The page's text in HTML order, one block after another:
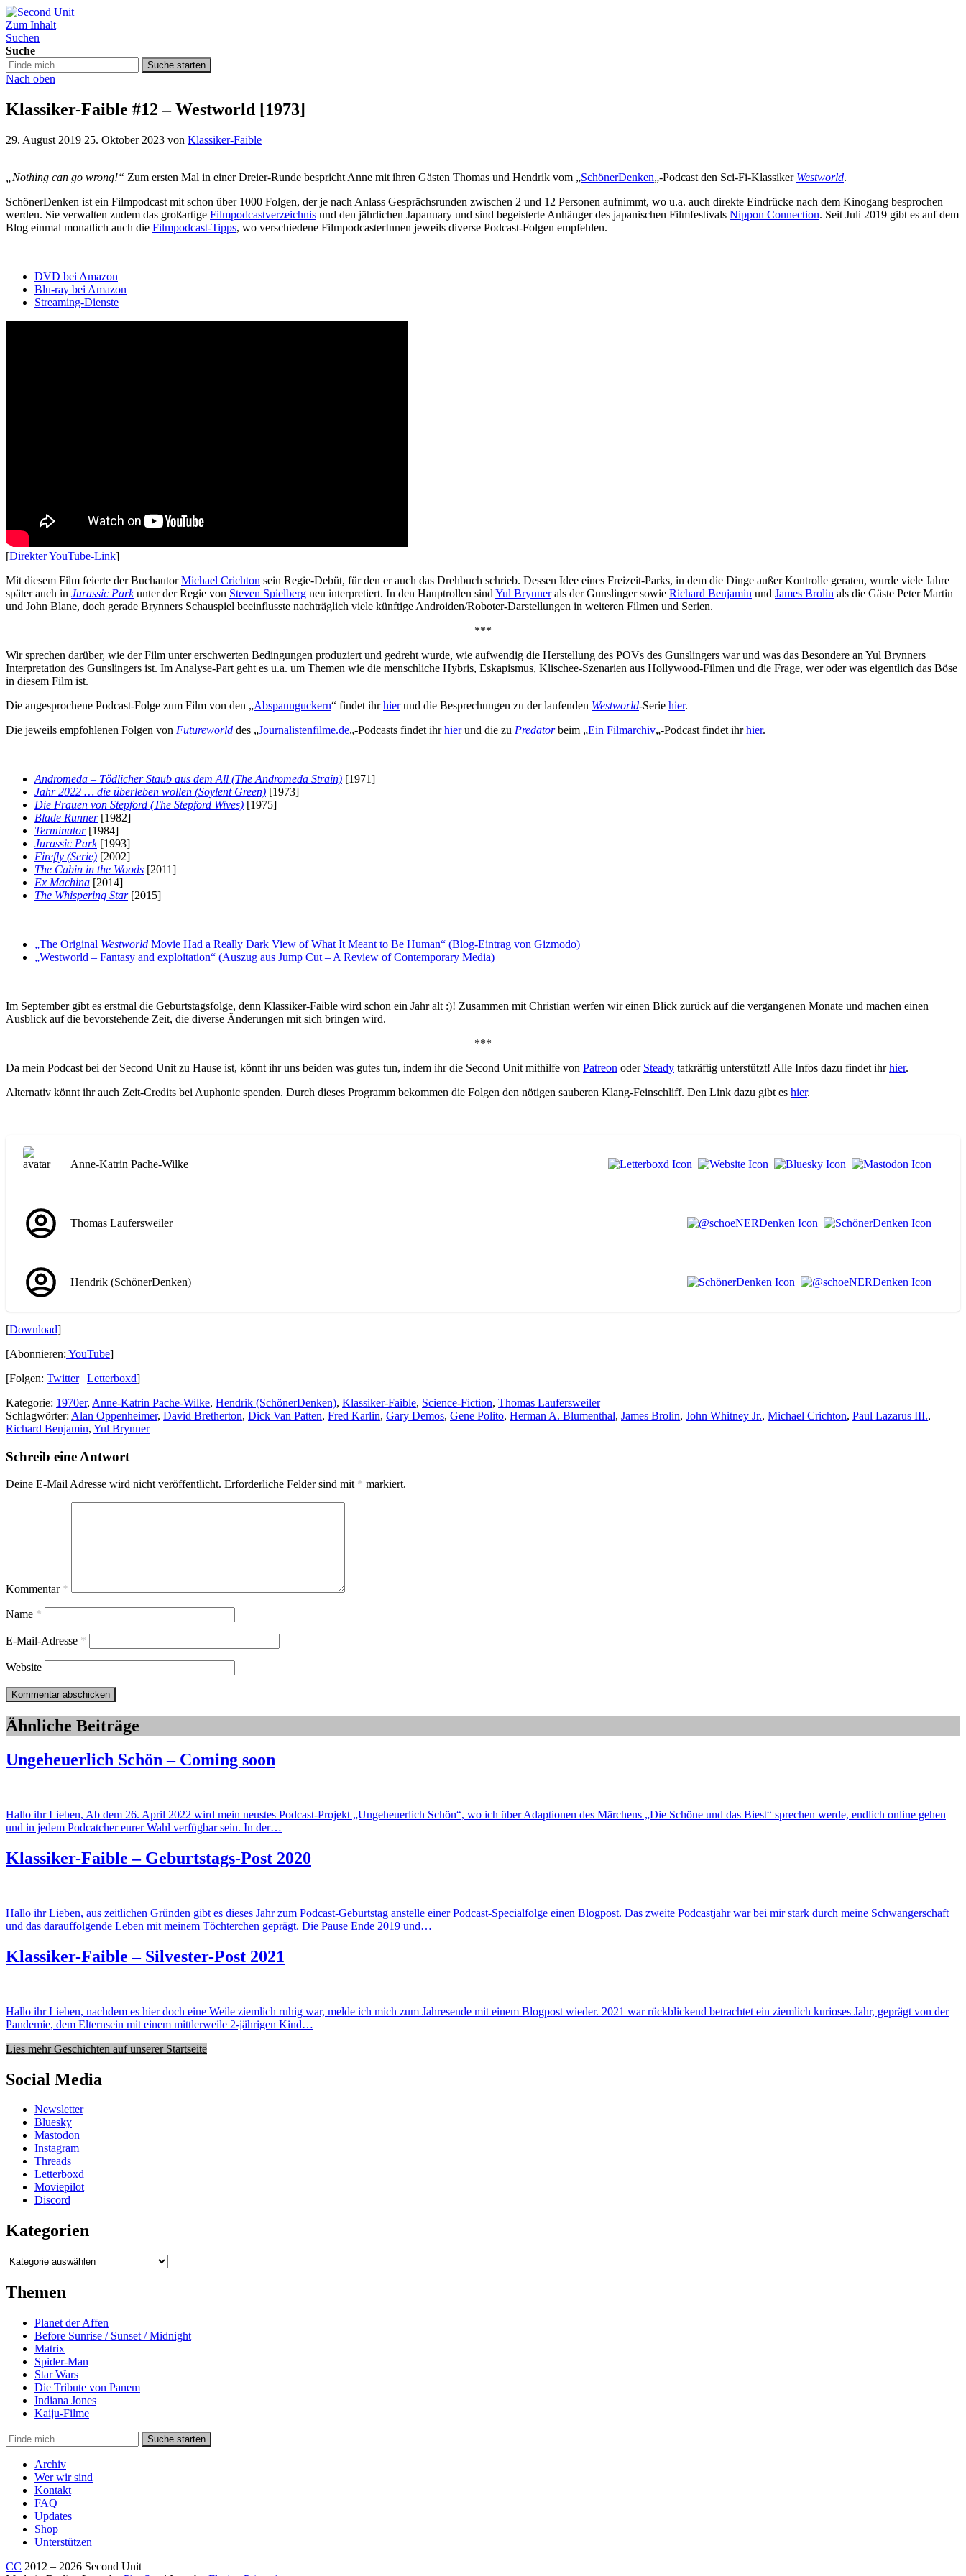
Second Unit
Zum Inhalt
Suchen
Suche
Suche
in
podcast.de/
Suche starten
Nach oben
Klassiker-Faible #12 – Westworld [1973]
29. August 2019 25. Oktober 2023 von Klassiker-Faible
„Nothing can go wrong!“ Zum ersten Mal in einer Dreier-Runde bespricht Anne mit ihren Gästen Thomas und Hendrik vom „SchönerDenken„-Podcast den Sci-Fi-Klassiker Westworld.
SchönerDenken ist ein Filmpodcast mit schon über 1000 Folgen, der je nach Anlass Gesprächsrunden zwischen 2 und 12 Personen aufnimmt, wo u.a. auch direkte Eindrücke nach dem Kinogang besprochen
werden. Sie verwalten zudem das großartige Filmpodcastverzeichnis und den jährlichen Japanuary und sind begeisterte Anhänger des japanischen Filmfestivals Nippon Connection. Seit Juli 2019 gibt es auf dem
Blog einmal monatlich auch die Filmpodcast-Tipps, wo verschiedene FilmpodcasterInnen jeweils diverse Podcast-Folgen empfehlen.
DVD bei Amazon
Blu-ray bei Amazon
Streaming-Dienste
[Direkter YouTube-Link]
Mit diesem Film feierte der BuchautorMichael Crichton sein Regie-Debüt, für den er auch das Drehbuch schrieb. Dessen Idee eines Freizeit-Parks, in dem die Dinge außer Kontrolle geraten, wurde viele Jahre
später auch in Jurassic Parkunter der Regie von Steven Spielberg neu interpretiert. In den Hauptrollen sind Yul Brynnerals der Gunslinger sowie Richard Benjamin und James Brolin als die Gäste Peter Martin
und John Blane, doch gerade Brynners Schauspiel beeinflusste nachträglich viele künftige Androiden/Roboter-Darstellungen in weiteren Filmen und Serien.
***
Wir sprechen darüber, wie der Film unter erschwerten Bedingungen produziert und gedreht wurde, wie aufwendig die Herstellung des POVs des Gunslingers war und was das Besondere an Yul Brynners
Interpretation des Gunslingers ist. Im Analyse-Part geht es u.a. um Themen wie die menschliche Hybris, Eskapismus, Klischee-Szenarien aus Hollywood-Filmen und die Frage, wer oder was eigentlich das Böse
in diesem Film ist.
Die angesprochene Podcast-Folge zum Film von den „Abspannguckern“ findet ihrhierund die Besprechungen zu der laufenden Westworld-Serie hier.
Die jeweils empfohlenen Folgen von Futureworld des „Journalistenfilme.de„-Podcasts findet ihrhierund die zu Predatorbeim „Ein Filmarchiv„-Podcast findet ihrhier.
Andromeda – Tödlicher Staub aus dem All (The Andromeda Strain) [1971]
Jahr 2022 … die überleben wollen (Soylent Green) [1973]
Die Frauen von Stepford (The Stepford Wives) [1975]
Blade Runner[1982]
Terminator[1984]
Jurassic Park[1993]
Firefly (Serie) [2002]
The Cabin in the Woods [2011]
Ex Machina [2014]
The Whispering Star[2015]
„The Original Westworld Movie Had a Really Dark View of What It Meant to Be Human“ (Blog-Eintrag von Gizmodo)
„Westworld – Fantasy and exploitation“ (Auszug aus Jump Cut – A Review of Contemporary Media)
Im September gibt es erstmal die Geburtstagsfolge, denn Klassiker-Faible wird schon ein Jahr alt :)! Zusammen mit Christian werfen wir einen Blick zurück auf die vergangenen Monate und machen einen
Ausblick auf die bevorstehende Zeit, die diverse Änderungen mit sich bringen wird.
***
Da mein Podcast bei der Second Unit zu Hause ist, könnt ihr uns beiden was gutes tun, indem ihr die Second Unit mithilfe von Patreon oder Steady tatkräftig unterstützt! Alle Infos dazu findet ihrhier.
Alternativ könnt ihr auch Zeit-Credits bei Auphonic spenden. Durch dieses Programm bekommen die Folgen den nötigen sauberen Klang-Feinschliff. Den Link dazu gibt es hier.
Anne-Katrin Pache-Wilke
Thomas Laufersweiler
Hendrik (SchönerDenken)
[Download]
[Abonnieren: YouTube]
[Folgen: Twitter| Letterboxd]
Kategorie: 1970er, Anne-Katrin Pache-Wilke, Hendrik (SchönerDenken), Klassiker-Faible, Science-Fiction, Thomas Laufersweiler
Schlagwörter: Alan Oppenheimer, David Bretherton, Dick Van Patten, Fred Karlin, Gary Demos, Gene Polito, Herman A. Blumenthal, James Brolin, John Whitney Jr., Michael Crichton, Paul Lazarus III.,
Richard Benjamin, Yul Brynner
Schreib eine Antwort
Deine E-Mail Adresse wird nicht veröffentlicht. Erforderliche Felder sind mit * markiert.
Kommentar *
Name *
E-Mail-Adresse *
Website
Ähnliche Beiträge
Ungeheuerlich Schön – Coming soon
Hallo ihr Lieben, Ab dem 26. April 2022 wird mein neustes Podcast-Projekt „Ungeheuerlich Schön“, wo ich über Adaptionen des Märchens „Die Schöne und das Biest“ sprechen werde, endlich online gehen
und in jedem Podcatcher eurer Wahl verfügbar sein. In der…
Klassiker-Faible – Geburtstags-Post 2020
Hallo ihr Lieben, aus zeitlichen Gründen gibt es dieses Jahr zum Podcast-Geburtstag anstelle einer Podcast-Specialfolge einen Blogpost. Das zweite Podcastjahr war bei mir stark durch meine Schwangerschaft
und das darauffolgende Leben mit meinem Töchterchen geprägt. Die Pause Ende 2019 und…
Klassiker-Faible – Silvester-Post 2021
Hallo ihr Lieben, nachdem es hier doch eine Weile ziemlich ruhig war, melde ich mich zum Jahresende mit einem Blogpost wieder. 2021 war rückblickend betrachtet ein ziemlich kurioses Jahr, geprägt von der
Pandemie, dem Elternsein mit einem mittlerweile 2-jährigen Kind…
Lies mehr Geschichten auf unserer Startseite
Social Media
Newsletter
Bluesky
Mastodon
Instagram
Threads
Letterboxd
Moviepilot
Discord
Kategorien
Kategorien
Themen
Planet der Affen
Before Sunrise / Sunset / Midnight
Matrix
Spider-Man
Star Wars
Die Tribute von Panem
Indiana Jones
Kaiju-Filme
Suche
in
https://secondunit-
podcast.de/
Suche starten
Archiv
Wer wir sind
Kontakt
FAQ
Updates
Shop
Unterstützen
CC 2012 – 2026 Second Unit